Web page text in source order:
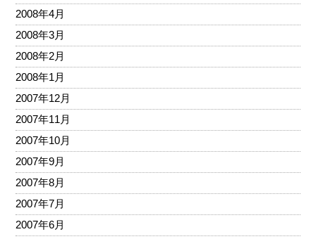
2008年4月
2008年3月
2008年2月
2008年1月
2007年12月
2007年11月
2007年10月
2007年9月
2007年8月
2007年7月
2007年6月